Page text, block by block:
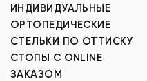
ИНДИВИДУАЛЬНЫЕ
ОРТОПЕДИЧЕСКИЕ
СТЕЛЬКИ ПО ОТТИСКУ
СТОПЫ С ONLINE
ЗАКАЗОМ